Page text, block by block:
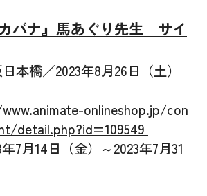
バナ』馬あぐり先生 サイ
本橋／2023年8月26日（土）
onlineshop.jp/con
detail.php?id=109549
7月14日（金）～2023年7月31